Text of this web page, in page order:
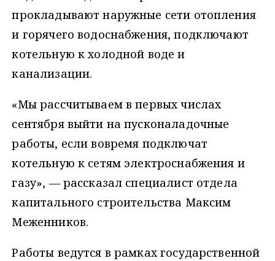
прокладывают наружные сети отопления
и горячего водоснабжения, подключают
котельную к холодной воде и
канализации.
«Мы рассчитываем в первых числах
сентября выйти на пусконаладочные
работы, если вовремя подключат
котельную к сетям электроснабжения и
газу», — рассказал специалист отдела
капитального строительства Максим
Меженников.
Работы ведутся в рамках государственной